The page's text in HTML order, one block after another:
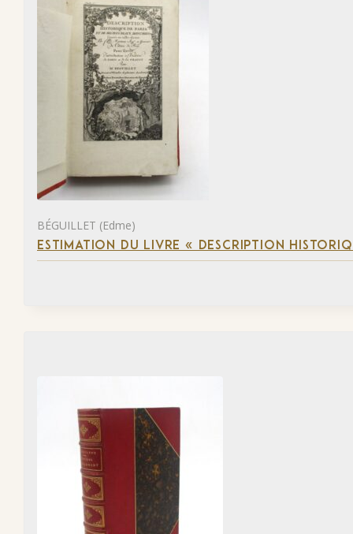
BÉGUILLET (Edme)
ESTIMATION DU LIVRE « DESCRIPTION